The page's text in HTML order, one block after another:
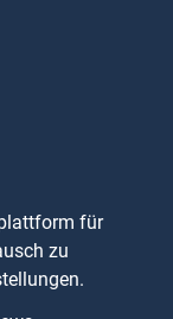
für
zu